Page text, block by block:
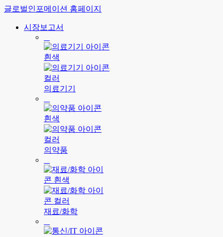
글로벌인포메이션 홈페이지
시장보고서
의료기기
의약품
재료/화학